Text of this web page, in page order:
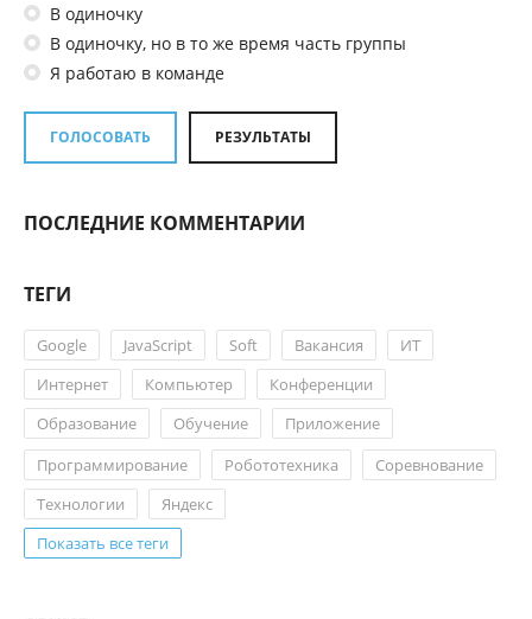
В одиночку
В одиночку, но в то же время часть группы
Я работаю в команде
ГОЛОСОВАТЬ РЕЗУЛЬТАТЫ
ПОСЛЕДНИЕ КОММЕНТАРИИ
ТЕГИ
Google JavaScript Soft Вакансия
ИТ
Интернет
Компьютер
Конференции
Образование
Обучение
Приложение
Программирование
Робототехника
Соревнование
Технологии
Яндекс
Показать все теги